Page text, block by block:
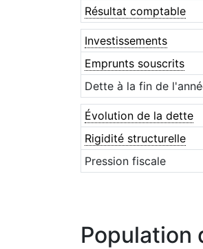
Résultat comptable
Investissements
Emprunts souscrits
Dette à la fin de
Évolution de la dette
Rigidité structurelle
Pression fiscale
Population